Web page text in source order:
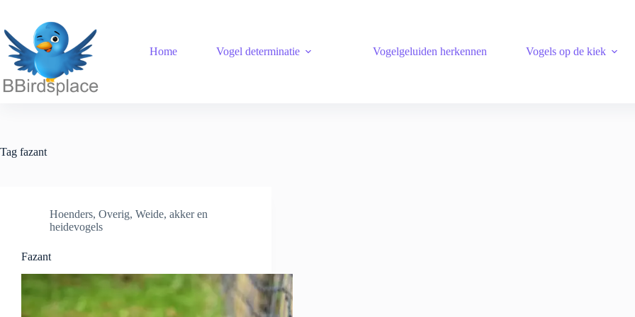
de
inhoud
Home Vogel determinatie Vogelgeluiden herkennen Vogels op de kiek
Tag fazant
Hoenders, Overig, Weide, akker en
heidevogels
Fazant